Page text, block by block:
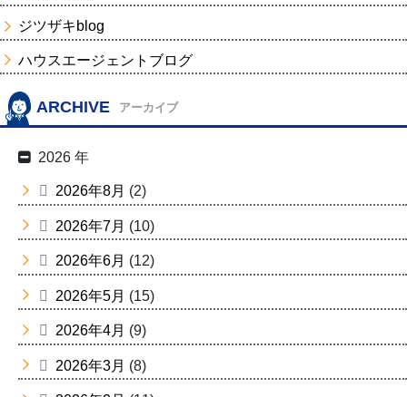
ジツザキblog
ハウスエージェントブログ
ARCHIVE アーカイブ
2026 年
2026年8月 (2)
2026年7月 (10)
2026年6月 (12)
2026年5月 (15)
2026年4月 (9)
2026年3月 (8)